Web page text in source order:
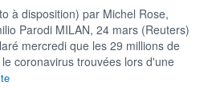
à disposition) par Michel Rose,
Parodi MILAN, 24 mars (Reuters)
mercredi que les 29 millions de
coronavirus trouvées lors d'une